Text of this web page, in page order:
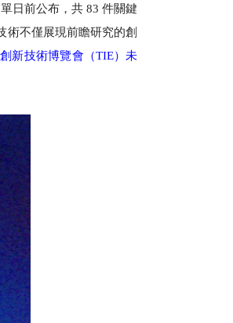
日前公布，共 83 件關鍵
術不僅展現前瞻研究的創
新技術博覽會（TIE）未